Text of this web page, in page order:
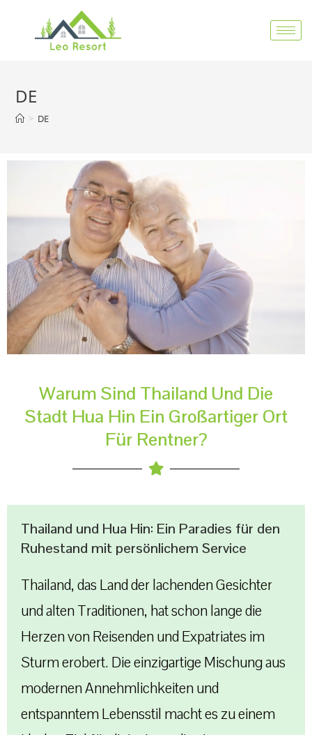
DE
> DE
Warum Sind Thailand Und Die
Stadt Hua Hin Ein Großartiger Ort
Für Rentner?
Thailand und Hua Hin: Ein Paradies für den
Ruhestand mit persönlichem Service
Thailand, das Land der lachenden Gesichter
und alten Traditionen, hat schon lange die
Herzen von Reisenden und Expatriates im
Sturm erobert. Die einzigartige Mischung aus
modernen Annehmlichkeiten und
entspanntem Lebensstil macht es zu einem